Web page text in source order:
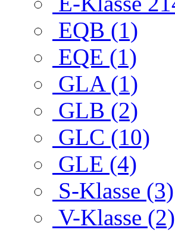
EQB (1)
EQE (1)
GLA (1)
GLB (2)
GLC (10)
GLE (4)
S-Klasse (3)
V-Klasse (2)